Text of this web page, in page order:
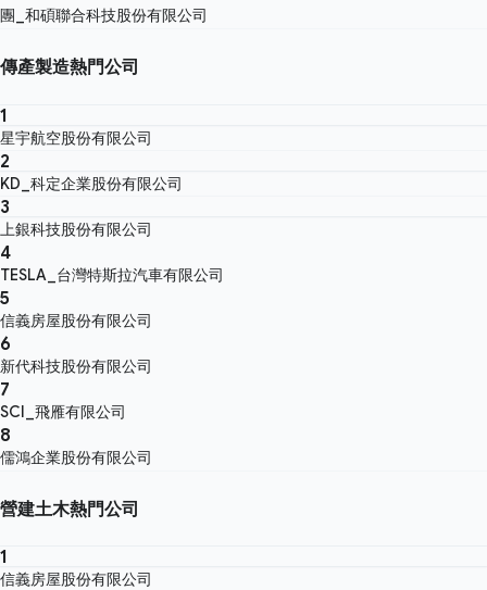
團_和碩聯合科技股份有限公司
傳產製造熱門公司
1
星宇航空股份有限公司
2
KD_科定企業股份有限公司
3
上銀科技股份有限公司
4
TESLA_台灣特斯拉汽車有限公司
5
信義房屋股份有限公司
6
新代科技股份有限公司
7
SCI_飛雁有限公司
8
儒鴻企業股份有限公司
營建土木熱門公司
1
信義房屋股份有限公司